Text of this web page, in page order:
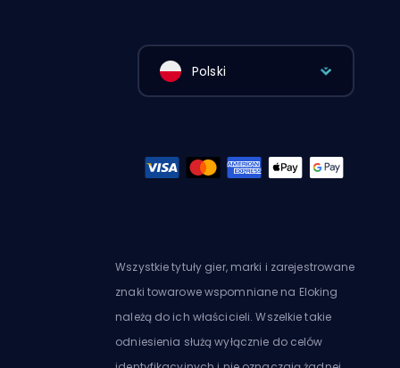
Polski
Wszystkie tytuły gier, marki i zarejestrowane
znaki towarowe wspomniane na Eloking
należą do ich właścicieli. Wszelkie takie
odniesienia służą wyłącznie do celów